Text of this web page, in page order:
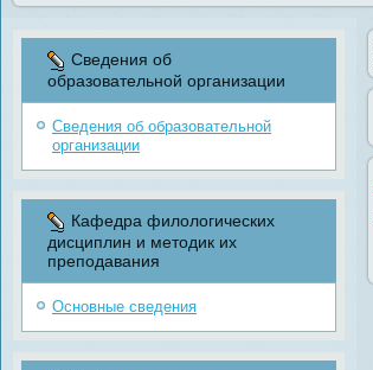
Сведения об
образовательной организации
Сведения об образовательной
организации
Кафедра филологических
дисциплин и методик их
преподавания
Основные сведения